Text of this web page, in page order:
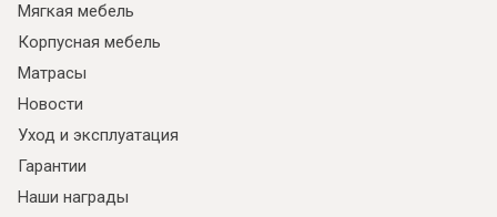
Мягкая мебель
Корпусная мебель
Матрасы
Новости
Уход и эксплуатация
Гарантии
Наши награды